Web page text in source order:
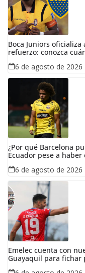
Boca Juniors
refuerzo: conozca
6 de agosto de 2026
¿Por qué Barcelona
Ecuador pese a
6 de agosto de 2026
Emelec cuenta con
Guayaquil para fichar